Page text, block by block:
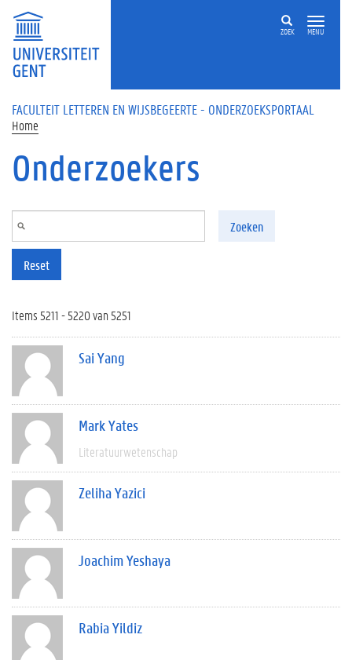
Overslaan en naar de inhoud gaan
ZOEK MENU
FACULTEIT LETTEREN EN WIJSBEGEERTE - ONDERZOEKSPORTAAL
Home
Onderzoekers
Zoeken
Reset
Items 5211 - 5220 van 5251
Sai Yang
Mark Yates
Literatuurwetenschap
Zeliha Yazici
Joachim Yeshaya
Rabia Yildiz